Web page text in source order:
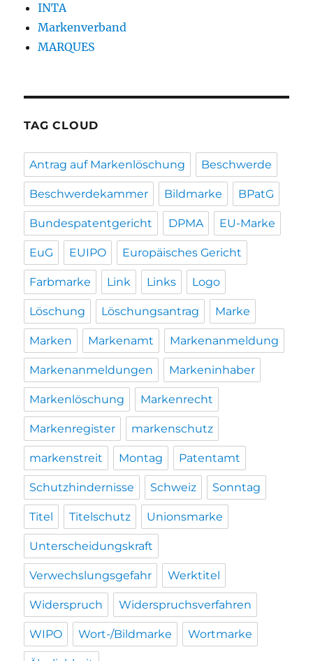
INTA
Markenverband
MARQUES
TAG CLOUD
Antrag auf Markenlöschung Beschwerde
Beschwerdekammer Bildmarke BPatG
Bundespatentgericht DPMA EU-Marke
EuG EUIPO Europäisches Gericht
Farbmarke Link Links Logo
Löschung Löschungsantrag Marke
Marken Markenamt Markenanmeldung
Markenanmeldungen Markeninhaber
Markenlöschung Markenrecht
Markenregister markenschutz
markenstreit Montag Patentamt
Schutzhindernisse Schweiz Sonntag
Titel Titelschutz Unionsmarke
Unterscheidungskraft
Verwechslungsgefahr Werktitel
Widerspruch Widerspruchsverfahren
WIPO Wort-/Bildmarke Wortmarke